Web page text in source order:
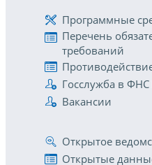
Программные
Перечень
требований
Госслужба в ФНС
Вакансии
Открытое
Открытые